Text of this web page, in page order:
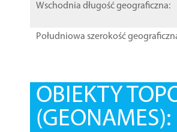
Wschodnia długość geograficzna:
Południowa szerokość
OBIEKTY
(GEONAMES):